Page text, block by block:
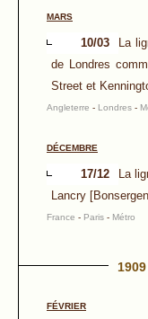
MARS
10/03
La
de Londres
Street et
Angleterre - Londres -
DÉCEMBRE
17/12
La
Lancry
France - Paris - Métro
1909
FÉVRIER